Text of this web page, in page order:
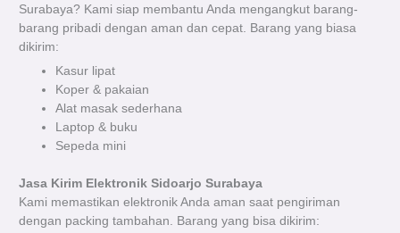
Surabaya? Kami siap membantu Anda mengangkut barang-
barang pribadi dengan aman dan cepat. Barang yang biasa
dikirim:
Kasur lipat
Koper & pakaian
Alat masak sederhana
Laptop & buku
Sepeda mini
Jasa Kirim Elektronik Sidoarjo Surabaya
Kami memastikan elektronik Anda aman saat pengiriman
dengan packing tambahan. Barang yang bisa dikirim: